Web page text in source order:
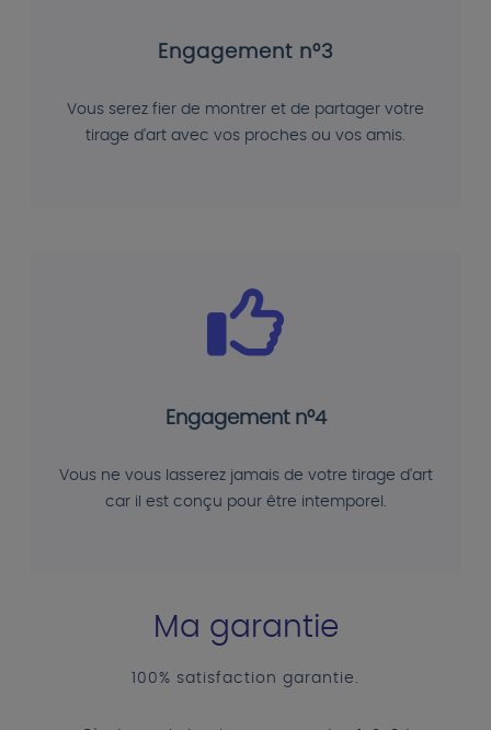
Engagement n°3
Vous serez fier de montrer et de partager votre
tirage d'art avec vos proches ou vos amis.
Engagement n°4
Vous ne vous lasserez jamais de votre tirage d'art
car il est conçu pour être intemporel.
Ma garantie
100% satisfaction garantie.